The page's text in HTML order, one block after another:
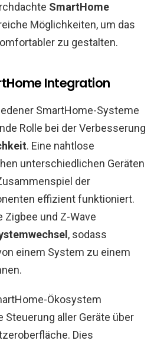
SmartHome
Möglichkeiten, um das
zu gestalten.
Integration
SmartHome-Systeme
Rolle bei der Verbesserung
. Eine nahtlose
unterschiedlichen Geräten
der
effizient funktioniert.
Zigbee und Z-Wave
, sodass
einem System zu einem
Ökosystem
aller Geräte über
Dies